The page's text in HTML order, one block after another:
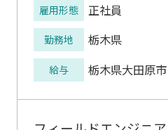
雇用形態 正社員
勤務地 栃木県
給与 栃木県大田原市